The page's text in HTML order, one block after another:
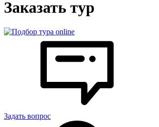
Заказать тур
Задать вопрос